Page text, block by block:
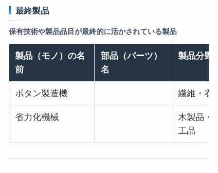
最終製品
保有技術や製品品目が最終的に活かされている製品
製品（モノ）の名
前
部品（パーツ）
名
製品分野
ボタン製造機 繊維・衣
省力化機械
木製品・
工品